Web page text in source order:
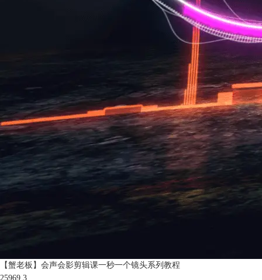
【蟹老板】会声会影剪辑课一秒一个镜头系列教程
25969 3